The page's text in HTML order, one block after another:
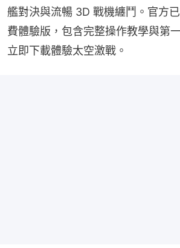
艦對決與流暢 3D 戰機纏鬥。官方
費體驗版，包含完整操作教學與第
立即下載體驗太空激戰。